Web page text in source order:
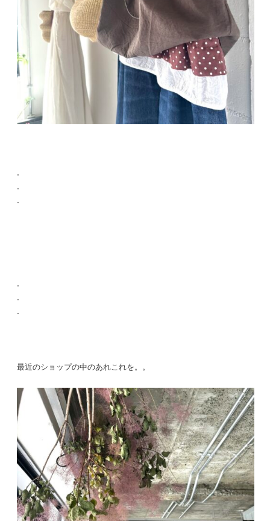
.
.
.
.
.
.
最近のショップの中のあれこれを。。